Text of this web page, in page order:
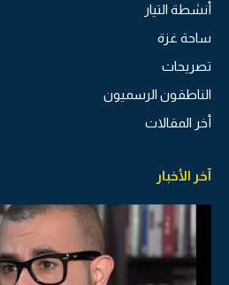
أنشطة التيار
ساحة غزة
تصريحات
الناطقون الرسميون
أخر المقالات
آخر الأخبار